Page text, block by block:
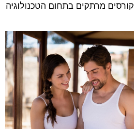
מעשירים את הידע: 4 קורסים מרתקים בתחום הטכנולוגיה